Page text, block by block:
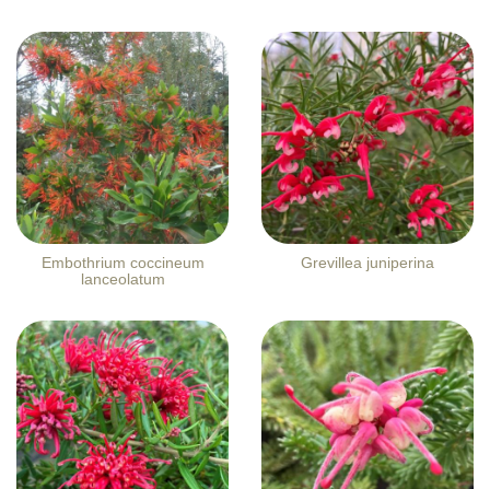
Embothrium coccineum
lanceolatum
Grevillea juniperina